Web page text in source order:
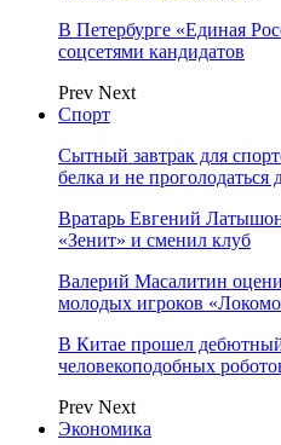
В Петербурге «Единая
соцсетями кандидатов
Prev Next
Спорт
Сытный завтрак для
белка и не проголодаться
Вратарь Евгений
«Зенит» и сменил клуб
Валерий Масалитин
молодых игроков
В Китае прошел
человекоподобных
Prev Next
Экономика